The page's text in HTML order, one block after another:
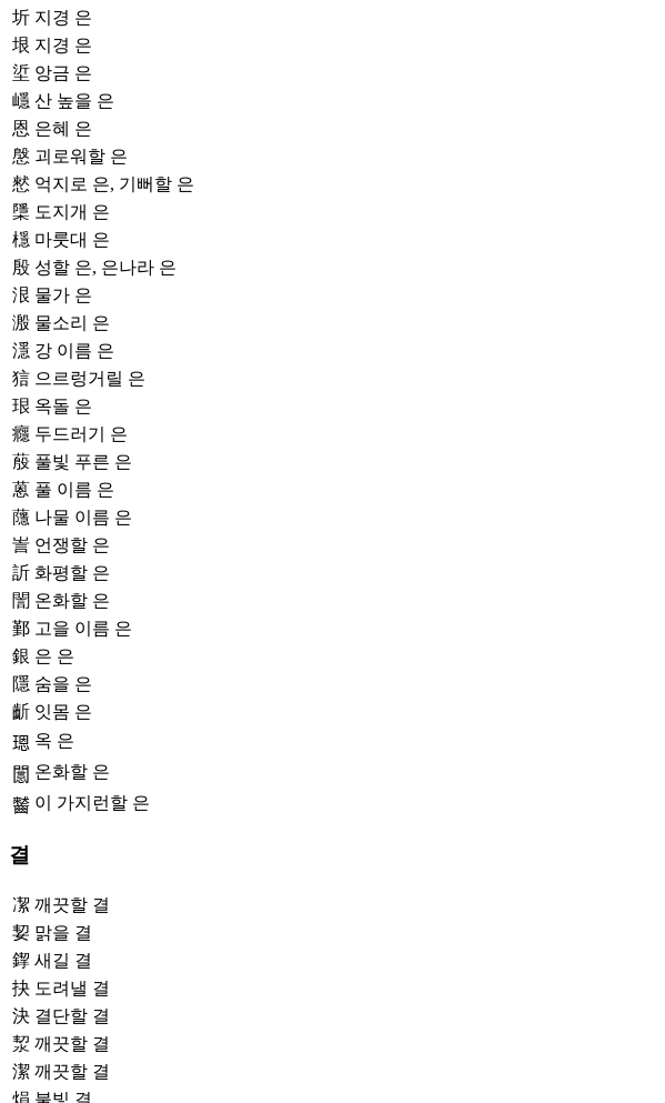
圻 지경 은
垠 지경 은
垽 앙금 은
嶾 산 높을 은
恩 은혜 은
慇 괴로워할 은
憖 억지로 은, 기뻐할 은
檃 도지개 은
檼 마룻대 은
殷 성할 은, 은나라 은
泿 물가 은
溵 물소리 은
濦 강 이름 은
狺 으르렁거릴 은
珢 옥돌 은
癮 두드러기 은
蒑 풀빛 푸른 은
蒽 풀 이름 은
蘟 나물 이름 은
訔 언쟁할 은
訢 화평할 은
誾 온화할 은
鄞 고을 이름 은
銀 은 은
隱 숨을 은
齗 잇몸 은
𤨒 옥 은
𨶡 온화할 은
𪙤 이 가지런할 은
결
㓗 깨끗할 결
㛃 맑을 결
䤿 새길 결
抉 도려낼 결
決 결단할 결
洯 깨끗할 결
潔 깨끗할 결
焆 불빛 결